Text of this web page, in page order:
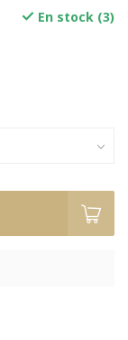
En stock (3)